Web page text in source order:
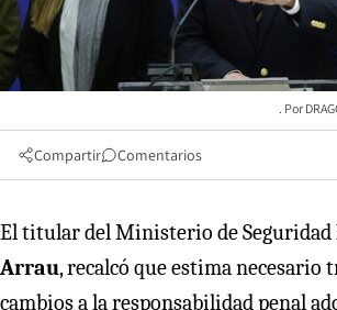
Compartir Comentarios
El titular del Ministerio de Seguridad
Arrau, recalcó que estima necesario
cambios a la responsabilidad penal